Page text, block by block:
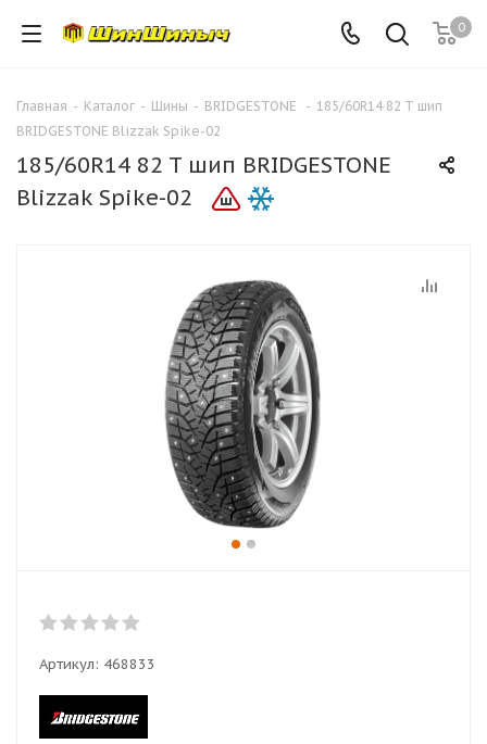
0
Главная - Каталог - Шины - BRIDGESTONE - 185/60R14 82 T шип
BRIDGESTONE Blizzak Spike-02
185/60R14 82 T шип BRIDGESTONE
Blizzak Spike-02
Артикул: 468833